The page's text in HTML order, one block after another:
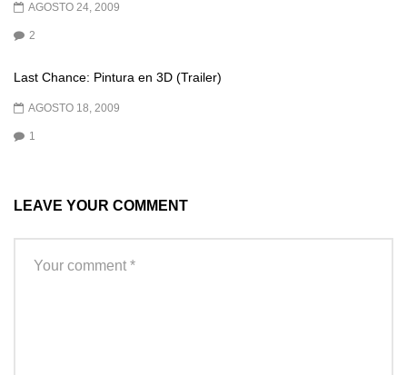
AGOSTO 24, 2009
2
Last Chance: Pintura en 3D (Trailer)
AGOSTO 18, 2009
1
LEAVE YOUR COMMENT